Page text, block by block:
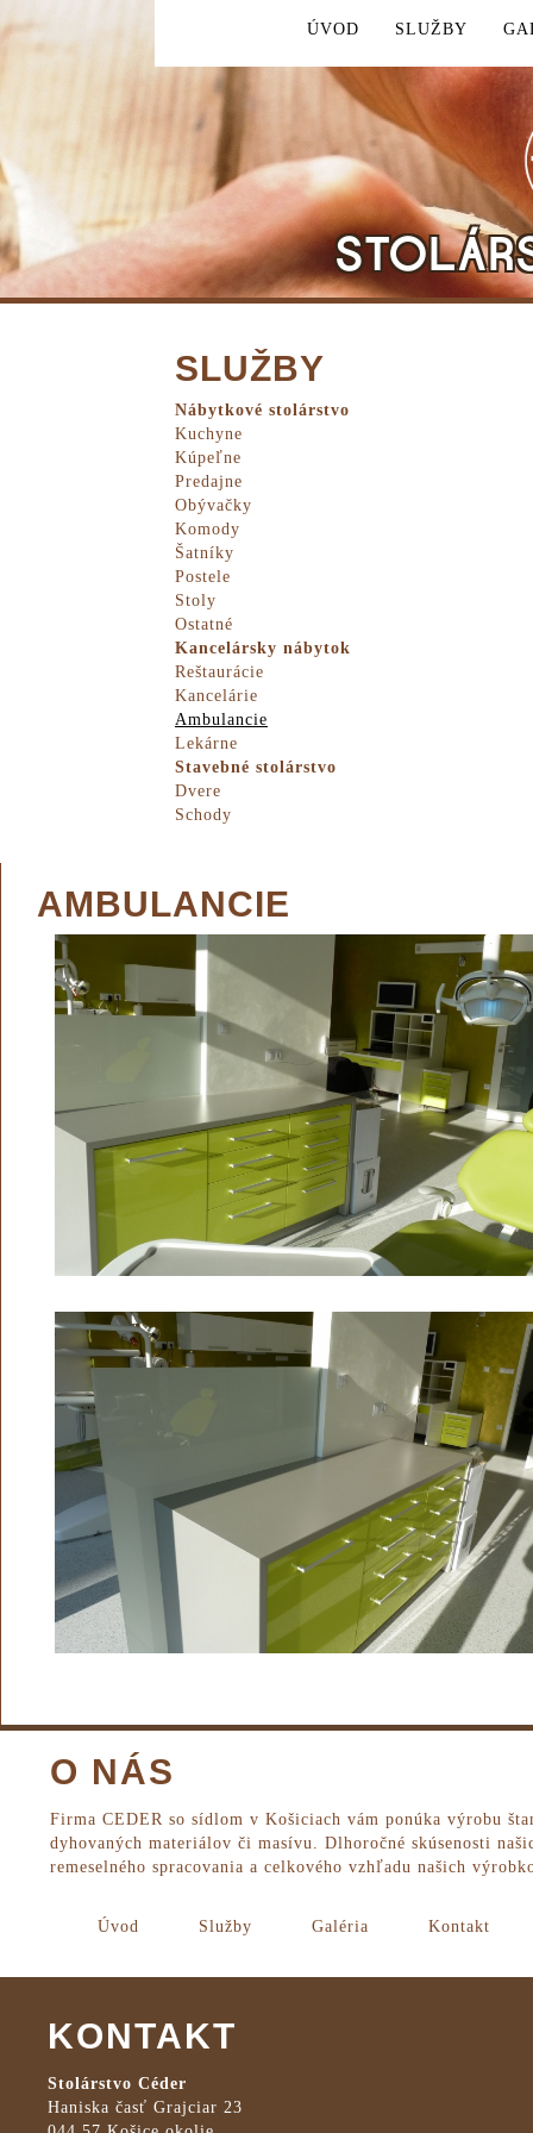
ÚVOD SLUŽBY
SLUŽBY
Nábytkové stolárstvo
Kuchyne
Kúpeľne
Predajne
Obývačky
Komody
Šatníky
Postele
Stoly
Ostatné
Kancelársky nábytok
Reštaurácie
Kancelárie
Ambulancie
Lekárne
Stavebné stolárstvo
Dvere
Schody
AMBULANCIE
O NÁS
Firma CEDER so sídlom v Košiciach vám ponúka výrobu
dyhovaných materiálov či masívu. Dlhoročné skúsenosti
remeselného spracovania a celkového vzhľadu našich
Úvod Služby Galéria Kontakt
KONTAKT
Stolárstvo Céder
Haniska časť Grajciar 23